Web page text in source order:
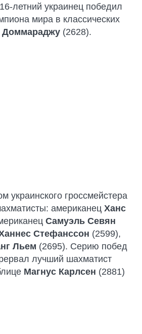
летний украинец победил
мира в классических
Доммараджу (2628).
украинского гроссмейстера
американец Ханс
Самуэль Севян
Стефанссон (2599),
Льем (2695). Серию побед
лучший шахматист
Магнус Карлсен (2881)